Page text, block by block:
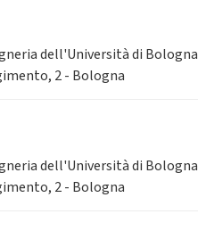
dell'Università di Bologna
2 - Bologna
dell'Università di Bologna
2 - Bologna